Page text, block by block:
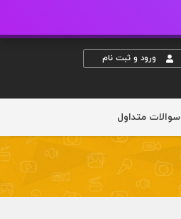
ورود و ثبت نام
سوالات متداول